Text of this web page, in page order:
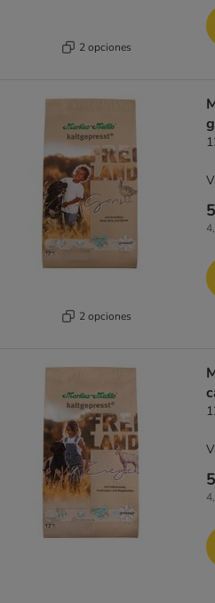
2 opciones
2 opciones